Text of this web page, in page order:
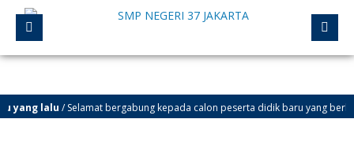
yang lalu/ Selamat bergabung kepada calon peserta didik baru yang